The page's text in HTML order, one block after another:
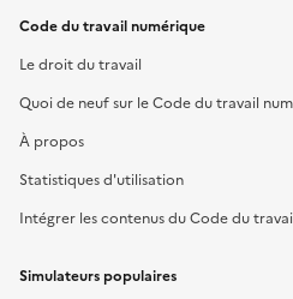
Code du travail numérique
Le droit du travail
Quoi de neuf sur le Code du travail
À propos
Statistiques d'utilisation
Intégrer les contenus du Code du
Simulateurs populaires